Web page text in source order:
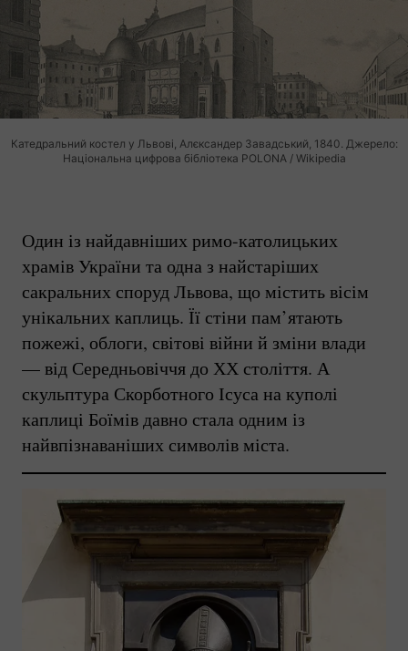
Катедральний костел у Львові, Алєксандер Завадський, 1840. Джерело:
Національна цифрова бібліотека POLONA / Wikipedia
Один із найдавнішихримо-католицьких
храмів України та одна з найстаріших
сакральних споруд Львова, що містить вісім
унікальних каплиць. Її стіни пам’ятають
пожежі, облоги, світові війни й зміни влади
— від Середньовіччя до ХХ століття. А
скульптура Скорботного Ісуса на куполі
каплиці Боїмів давно стала одним із
найвпізнаваніших символів міста.